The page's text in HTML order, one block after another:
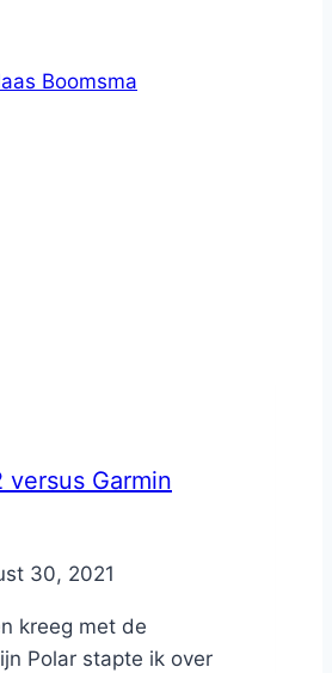
Boomsma
Garmin
30, 2021
kreeg met de
Polar stapte ik over